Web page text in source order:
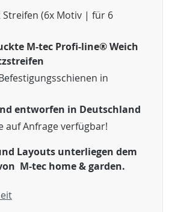
Streifen (6x Motiv | für 6
M-tec Profi-line® Weich
in
entworfen in Deutschland
auf Anfrage verfügbar!
Layouts unterliegen dem
M-tec home & garden.